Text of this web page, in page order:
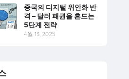
중국의 디지털 위안화 반
격 – 달러 패권을 흔드는
5단계 전략
4월 13, 2025